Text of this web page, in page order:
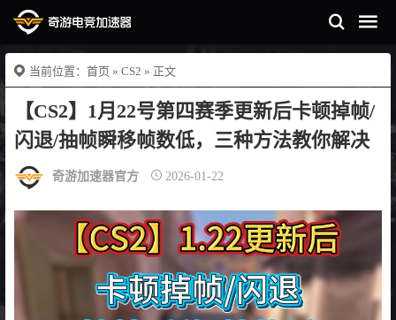
当前位置： 首页 » CS2 » 正文
【CS2】1月22号第四赛季更新后卡顿掉帧/
闪退/抽帧瞬移帧数低，三种方法教你解决
奇游加速器官方 2026-01-22